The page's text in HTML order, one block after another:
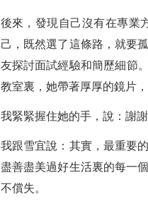
後來，發現自己沒有在專業
己，既然選了這條路，就要
友探討面試經驗和簡歷細節
教室裏，她帶著厚厚的鏡片
我緊緊握住她的手，說：謝
我跟雪宜說：其實，最重要
盡善盡美過好生活裏的每一
不償失。